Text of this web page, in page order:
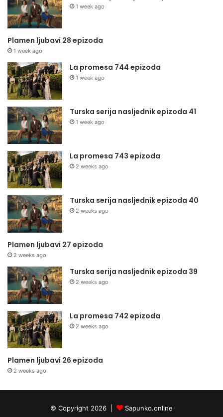
1 week ago
Plamen ljubavi 28 epizoda
1 week ago
La promesa 744 epizoda
1 week ago
Turska serija nasljednik epizoda 41
1 week ago
La promesa 743 epizoda
2 weeks ago
Turska serija nasljednik epizoda 40
2 weeks ago
Plamen ljubavi 27 epizoda
2 weeks ago
Turska serija nasljednik epizoda 39
2 weeks ago
La promesa 742 epizoda
2 weeks ago
Plamen ljubavi 26 epizoda
2 weeks ago
© Copyright 2026 | Sapunko.online